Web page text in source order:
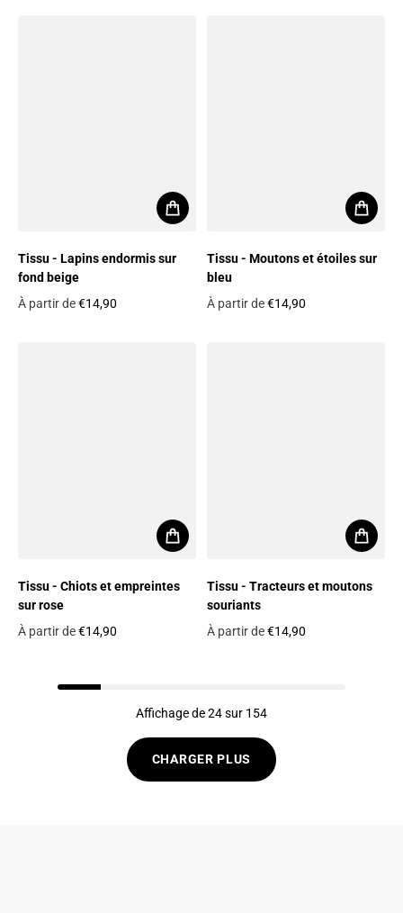
Tissu - Lapins endormis sur
fond beige
À partir de€14,90
Tissu - Moutons et étoiles sur
bleu
À partir de€14,90
Tissu - Chiots et empreintes
sur rose
À partir de€14,90
Tissu - Tracteurs et moutons
souriants
À partir de€14,90
Affichage de 24 sur 154
CHARGER PLUS